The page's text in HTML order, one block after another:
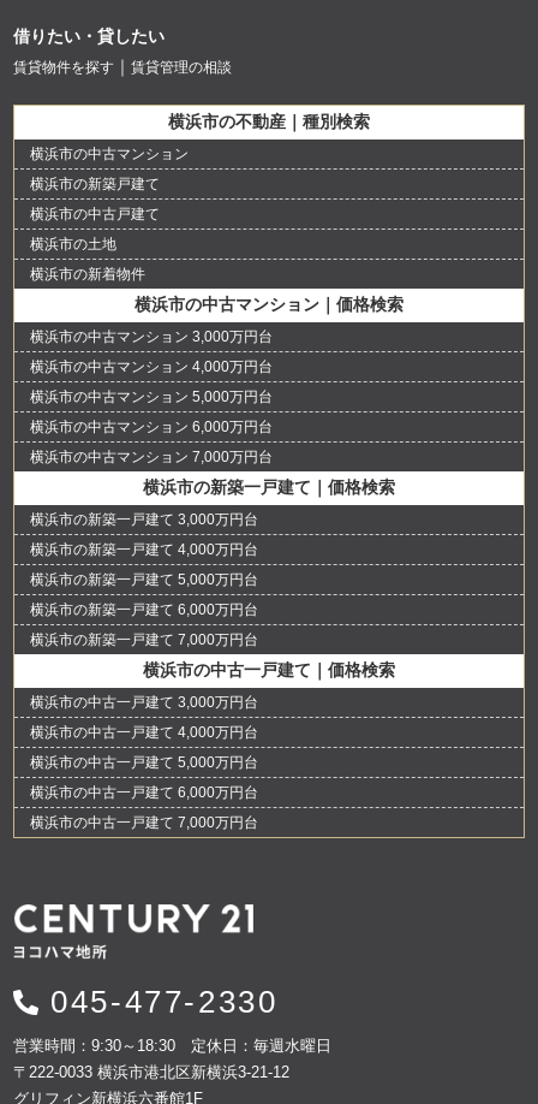
借りたい・貸したい
賃貸物件を探す 賃貸管理の相談
横浜市の不動産｜種別検索
横浜市の中古マンション
横浜市の新築戸建て
横浜市の中古戸建て
横浜市の土地
横浜市の新着物件
横浜市の中古マンション｜価格検索
横浜市の中古マンション 3,000万円台
横浜市の中古マンション 4,000万円台
横浜市の中古マンション 5,000万円台
横浜市の中古マンション 6,000万円台
横浜市の中古マンション 7,000万円台
横浜市の新築一戸建て｜価格検索
横浜市の新築一戸建て 3,000万円台
横浜市の新築一戸建て 4,000万円台
横浜市の新築一戸建て 5,000万円台
横浜市の新築一戸建て 6,000万円台
横浜市の新築一戸建て 7,000万円台
横浜市の中古一戸建て｜価格検索
横浜市の中古一戸建て 3,000万円台
横浜市の中古一戸建て 4,000万円台
横浜市の中古一戸建て 5,000万円台
横浜市の中古一戸建て 6,000万円台
横浜市の中古一戸建て 7,000万円台
045-477-2330
営業時間：9:30～18:30 定休日：毎週水曜日
〒222-0033 横浜市港北区新横浜3-21-12
グリフィン新横浜六番館1F